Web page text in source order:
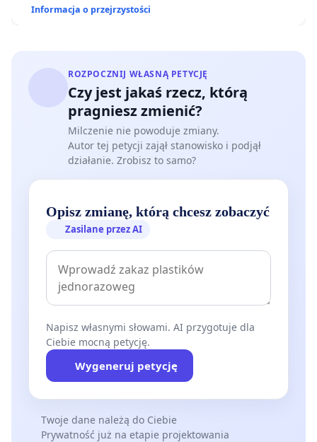
Informacja o przejrzystości
ROZPOCZNIJ WŁASNĄ PETYCJĘ
Czy jest jakaś rzecz, którą
pragniesz zmienić?
Milczenie nie powoduje zmiany.
Autor tej petycji zajął stanowisko i podjął
działanie. Zrobisz to samo?
Opisz zmianę, którą chcesz zobaczyć
Zasilane przez AI
Napisz własnymi słowami. AI przygotuje dla
Ciebie mocną petycję.
Wygeneruj petycję
Twoje dane należą do Ciebie
Prywatność już na etapie projektowania